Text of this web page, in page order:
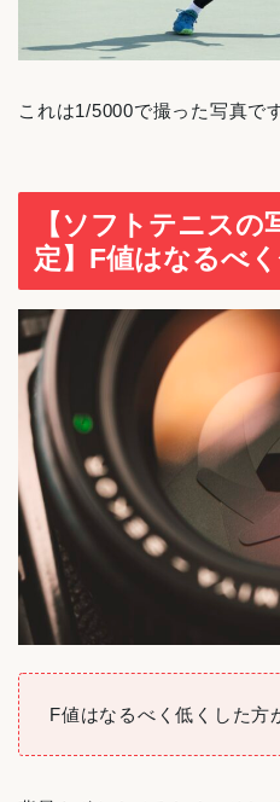
これは1/5000で撮った写真です
【ソフトテニス
定】F値はなるべく
F値はなるべく低くした方